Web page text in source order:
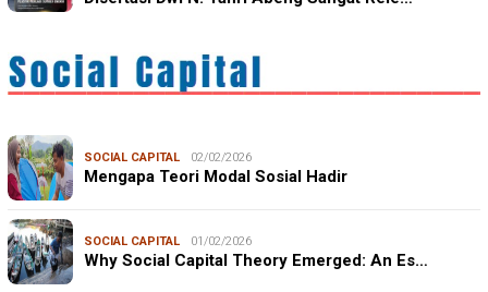
SOCIAL CAPITAL 02/02/2026
Mengapa Teori Modal Sosial Hadir
SOCIAL CAPITAL 01/02/2026
Why Social Capital Theory Emerged: An Es…